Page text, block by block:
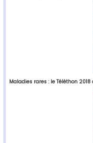
Maladies rares : le Téléthon